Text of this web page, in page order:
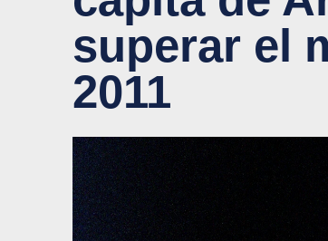
superar el
2011